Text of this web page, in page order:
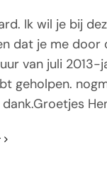
Ik wil je bij
dat je me door
van juli 2013-
geholpen.